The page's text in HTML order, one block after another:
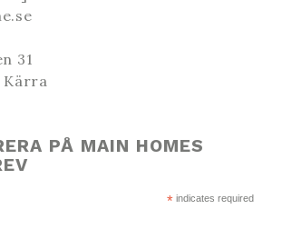
31
Kärra
PÅ MAIN HOMES
*indicates required